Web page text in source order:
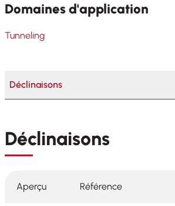
Domaines d'application
Tunneling
Déclinaisons
Déclinaisons
Aperçu Référence